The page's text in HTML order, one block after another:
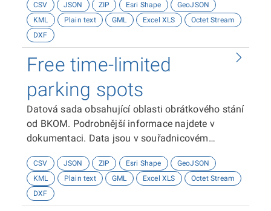
jednotlivých MČ. Údaje o realizovaných stojanech
jsou spravovány v gesci Odboru dopravy. Dále
datová sada obsahuje stojany mimo správu
Primárním datovým zdrojem pro ostatní stojany
je datová sada OpenStreetMap. Stojany na kola
jsou zobrazeny ve veřejné mapové aplikaci
Cyklistická opatření nebo v interní aplikaci
Cyklistická opatření interní. Podrobnější
informace najdete v dokumentaci. Data jsou v
souřadnicovém systému GCS WGS84.
CSV JSON ZIP Esri Shape
GeoJSON
KML
Plain text GML Excel XLS
Octet Stream
DXF
Free time-limited
parking spots
Datová sada obsahující oblasti obrátkového stání
od BKOM. Podrobnější informace najdete v
dokumentaci. Data jsou v souřadnicovém
CSV JSON ZIP Esri Shape
GeoJSON
KML
Plain text GML Excel XLS
Octet Stream
DXF